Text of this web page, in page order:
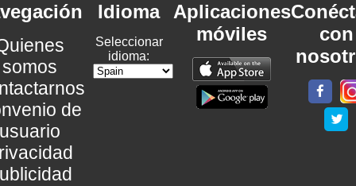
somos
de
Idioma
Seleccionar
idioma:
Aplicaciones
móviles
con